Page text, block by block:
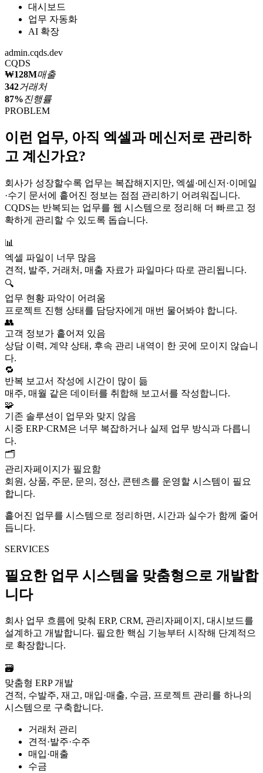
대시보드
업무 자동화
AI 확장
admin.cqds.dev
CQDS
₩128M매출
342거래처
87%진행률
PROBLEM
이런 업무, 아직 엑셀과 메신저로 관리하
고 계신가요?
회사가 성장할수록 업무는 복잡해지지만, 엑셀·메신저·이메일
·수기 문서에 흩어진 정보는 점점 관리하기 어려워집니다.
CQDS는 반복되는 업무를 웹 시스템으로 정리해 더 빠르고 정
확하게 관리할 수 있도록 돕습니다.
📊
엑셀 파일이 너무 많음
견적, 발주, 거래처, 매출 자료가 파일마다 따로 관리됩니다.
🔍
업무 현황 파악이 어려움
프로젝트 진행 상태를 담당자에게 매번 물어봐야 합니다.
👥
고객 정보가 흩어져 있음
상담 이력, 계약 상태, 후속 관리 내역이 한 곳에 모이지 않습니
다.
🔁
반복 보고서 작성에 시간이 많이 듦
매주, 매월 같은 데이터를 취합해 보고서를 작성합니다.
🧩
기존 솔루션이 업무와 맞지 않음
시중 ERP·CRM은 너무 복잡하거나 실제 업무 방식과 다릅니
다.
🗂️
관리자페이지가 필요함
회원, 상품, 주문, 문의, 정산, 콘텐츠를 운영할 시스템이 필요
합니다.
흩어진 업무를 시스템으로 정리하면, 시간과 실수가 함께 줄어
듭니다.
SERVICES
필요한 업무 시스템을 맞춤형으로 개발합
니다
회사 업무 흐름에 맞춰 ERP, CRM, 관리자페이지, 대시보드를
설계하고 개발합니다. 필요한 핵심 기능부터 시작해 단계적으
로 확장합니다.
🗃️
맞춤형 ERP 개발
견적, 수발주, 재고, 매입·매출, 수금, 프로젝트 관리를 하나의
시스템으로 구축합니다.
거래처 관리
견적·발주·수주
매입·매출
수금